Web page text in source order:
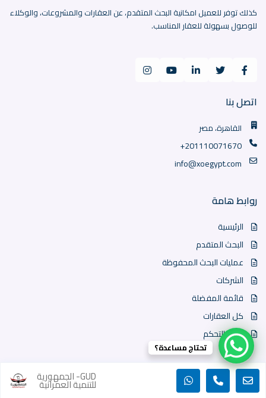
كذلك توفر للعميل امكانية البحث المتقدم، عن العقارات والمشروعات، والوكلاء
للوصول بسهولة للعقار المناسب.
اتصل بنا
القاهرة، مصر
+201110071670
info@xoegypt.com
روابط هامة
الرئيسية
البحث المتقدم
عمليات البحث المحفوظة
الشركات
قائمة المفضلة
كل العقارات
لوحة التحكم
جميع الحقوق محفوظة | 2023 | منصة XO Egypt
سياسة الخصوصية
تحتاج مساعدة؟
GUD- الجمهورية
للتنمية العمرانية